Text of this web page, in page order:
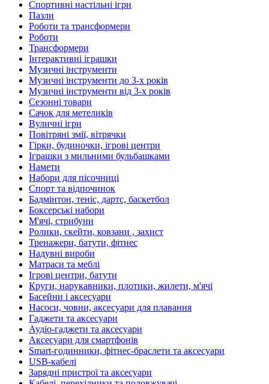
Спортивні настільні ігри
Пазли
Роботи та трансформери
Роботи
Трансформери
Інтерактивні іграшки
Музичні інструменти
Музичні інструменти до 3-х років
Музичні інструменти від 3-х років
Сезонні товари
Сачок для метеликів
Вуличні ігри
Повітряні змії, вітрячки
Гірки, будиночки, ігрові центри
Іграшки з мильними бульбашками
Намети
Набори для пісочниці
Спорт та відпочинок
Бадмінтон, теніс, дартс, баскетбол
Боксерські набори
М'ячі, стрибуни
Ролики, скейти, ковзани , захист
Тренажери, батути, фітнес
Надувні вироби
Матраси та меблі
Ігрові центри, батути
Круги, нарукавники, плотики, жилети, м'ячі
Басейни і аксесуари
Насоси, човни, аксесуари для плавання
Гаджети та аксесуари
Аудіо-гаджети та аксесуари
Аксесуари для смартфонів
Smart-годинники, фітнес-браслети та аксесуари
USB-кабелі
Зарядні пристрої та аксесуари